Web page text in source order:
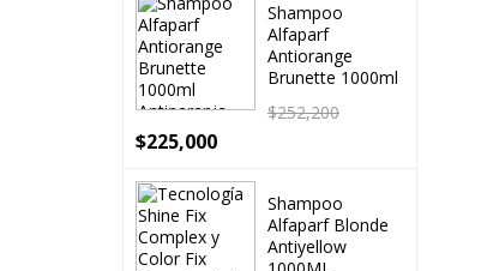
Shampoo
Alfaparf
Antiorange
Brunette 1000ml
$252,200
$225,000
Shampoo
Alfaparf Blonde
Antiyellow